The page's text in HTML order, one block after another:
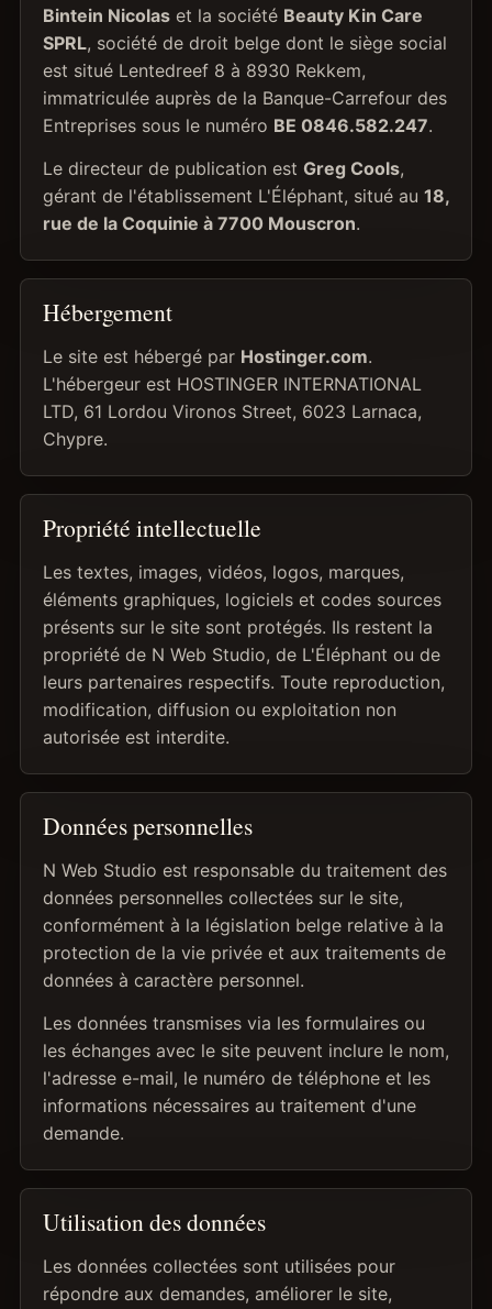
Bintein Nicolas et la société Beauty Kin Care
SPRL, société de droit belge dont le siège social
est situé Lentedreef 8 à 8930 Rekkem,
immatriculée auprès de la Banque-Carrefour des
Entreprises sous le numéro BE 0846.582.247.
Le directeur de publication est Greg Cools,
gérant de l'établissement L'Éléphant, situé au 18,
rue de la Coquinie à 7700 Mouscron.
Hébergement
Le site est hébergé par Hostinger.com.
L'hébergeur est HOSTINGER INTERNATIONAL
LTD, 61 Lordou Vironos Street, 6023 Larnaca,
Chypre.
Propriété intellectuelle
Les textes, images, vidéos, logos, marques,
éléments graphiques, logiciels et codes sources
présents sur le site sont protégés. Ils restent la
propriété de N Web Studio, de L'Éléphant ou de
leurs partenaires respectifs. Toute reproduction,
modification, diffusion ou exploitation non
autorisée est interdite.
Données personnelles
N Web Studio est responsable du traitement des
données personnelles collectées sur le site,
conformément à la législation belge relative à la
protection de la vie privée et aux traitements de
données à caractère personnel.
Les données transmises via les formulaires ou
les échanges avec le site peuvent inclure le nom,
l'adresse e-mail, le numéro de téléphone et les
informations nécessaires au traitement d'une
demande.
Utilisation des données
Les données collectées sont utilisées pour
répondre aux demandes, améliorer le site,